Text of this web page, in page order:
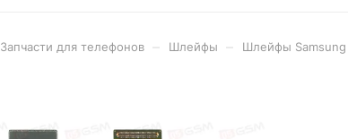
Запчасти для телефонов Шлейфы Шлейфы Samsung